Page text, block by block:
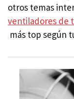
otros temas
ventiladores de
más top según